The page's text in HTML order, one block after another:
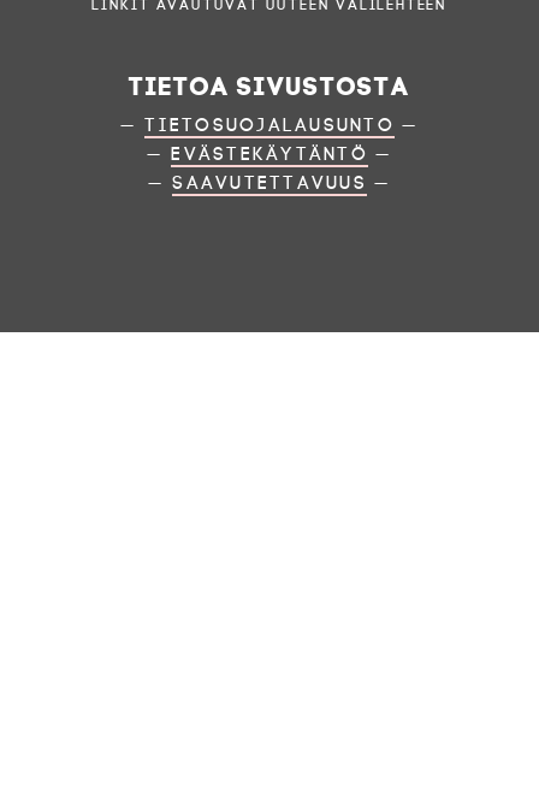
Linkit avautuvat uuteen välilehteen
Tietoa sivustosta
—Tietosuojalausunto —
—Evästekäytäntö —
—Saavutettavuus —